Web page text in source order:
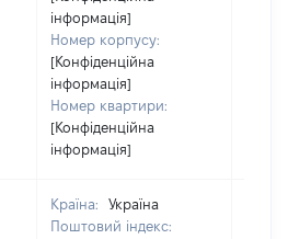
інформація]
Номер корпусу:
[Конфіденційна
інформація]
Номер квартири:
[Конфіденційна
інформація]
Країна:
Україна
Поштовий індекс: